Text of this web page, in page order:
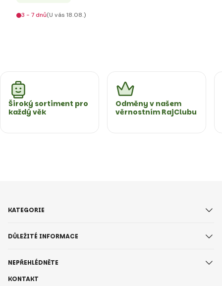
3 - 7 dnů(U vás 18.08.)
Široký sortiment pro
každý věk
Odměny v našem
věrnostním RajClubu
KONTAKT
KATEGORIE
DŮLEŽITÉ INFORMACE
NEPŘEHLÉDNĚTE